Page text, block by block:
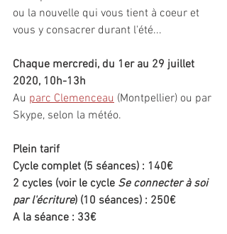
ou la nouvelle qui vous tient à coeur et
vous y consacrer durant l'été...
Chaque mercredi, du 1er au 29 juillet
2020, 10h-13h
Au parc Clemenceau (Montpellier) ou par
Skype, selon la météo.
Plein tarif
Cycle complet (5 séances) : 140€
2 cycles (voir le cycle Se connecter à soi
par l'écriture) (10 séances) : 250€
A la séance : 33€